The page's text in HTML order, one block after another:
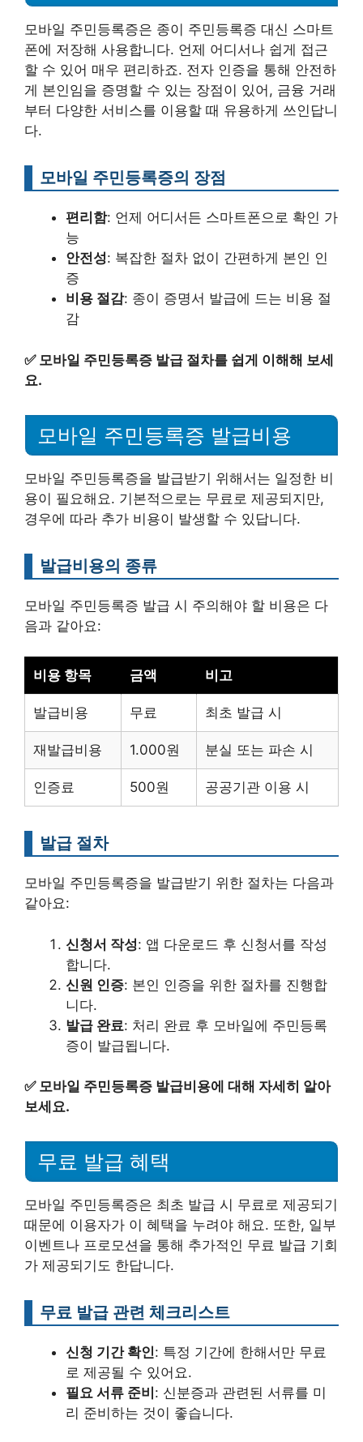
모바일 주민등록증은 종이 주민등록증 대신 스마트
폰에 저장해 사용합니다. 언제 어디서나 쉽게 접근
할 수 있어 매우 편리하죠. 전자 인증을 통해 안전하
게 본인임을 증명할 수 있는 장점이 있어, 금융 거래
부터 다양한 서비스를 이용할 때 유용하게 쓰인답니
다.
모바일 주민등록증의 장점
편리함: 언제 어디서든 스마트폰으로 확인 가
능
안전성: 복잡한 절차 없이 간편하게 본인 인
증
비용 절감: 종이 증명서 발급에 드는 비용 절
감
✅ 모바일 주민등록증 발급 절차를 쉽게 이해해 보세
요.
모바일 주민등록증 발급비용
모바일 주민등록증을 발급받기 위해서는 일정한 비
용이 필요해요. 기본적으로는 무료로 제공되지만,
경우에 따라 추가 비용이 발생할 수 있답니다.
발급비용의 종류
모바일 주민등록증 발급 시 주의해야 할 비용은 다
음과 같아요:
비용 항목 금액 비고
발급비용 무료 최초 발급 시
재발급비용 1.000원 분실 또는 파손 시
인증료 500원 공공기관 이용 시
발급 절차
모바일 주민등록증을 발급받기 위한 절차는 다음과
같아요:
신청서 작성: 앱 다운로드 후 신청서를 작성
합니다.
신원 인증: 본인 인증을 위한 절차를 진행합
니다.
발급 완료: 처리 완료 후 모바일에 주민등록
증이 발급됩니다.
✅ 모바일 주민등록증 발급비용에 대해 자세히 알아
보세요.
무료 발급 혜택
모바일 주민등록증은 최초 발급 시 무료로 제공되기
때문에 이용자가 이 혜택을 누려야 해요. 또한, 일부
이벤트나 프로모션을 통해 추가적인 무료 발급 기회
가 제공되기도 한답니다.
무료 발급 관련 체크리스트
신청 기간 확인: 특정 기간에 한해서만 무료
로 제공될 수 있어요.
필요 서류 준비: 신분증과 관련된 서류를 미
리 준비하는 것이 좋습니다.